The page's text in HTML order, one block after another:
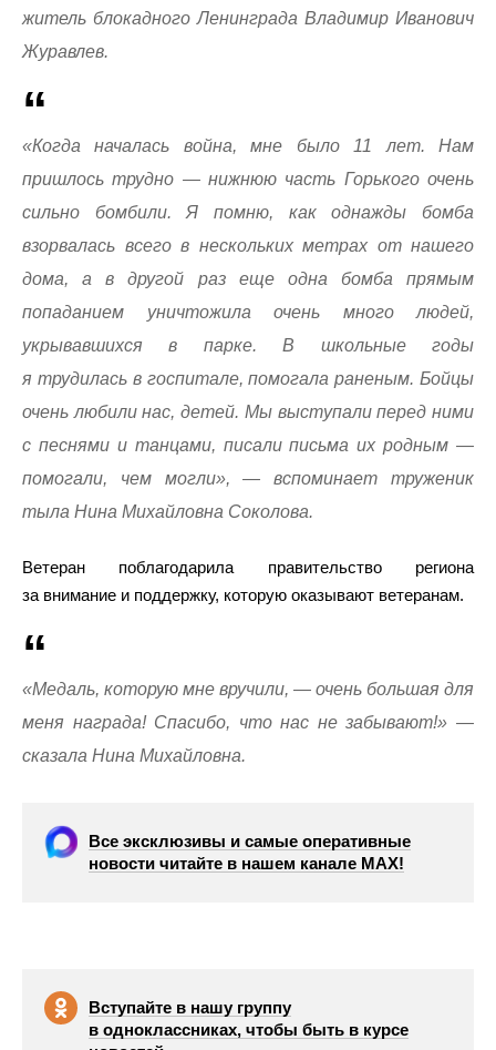
житель блокадного Ленинграда Владимир Иванович
Журавлев.
«Когда началась война, мне было 11 лет. Нам
пришлось трудно — нижнюю часть Горького очень
сильно бомбили. Я помню, как однажды бомба
взорвалась всего в нескольких метрах от нашего
дома, а в другой раз еще одна бомба прямым
попаданием уничтожила очень много людей,
укрывавшихся в парке. В школьные годы
я трудилась в госпитале, помогала раненым. Бойцы
очень любили нас, детей. Мы выступали перед ними
с песнями и танцами, писали письма их родным —
помогали, чем могли», — вспоминает труженик
тыла Нина Михайловна Соколова.
Ветеран поблагодарила правительство региона
за внимание и поддержку, которую оказывают ветеранам.
«Медаль, которую мне вручили, — очень большая для
меня награда! Спасибо, что нас не забывают!» —
сказала Нина Михайловна.
Все эксклюзивы и самые оперативные
новости читайте в нашем канале МАХ!
Вступайте в нашу группу
в одноклассниках, чтобы быть в курсе